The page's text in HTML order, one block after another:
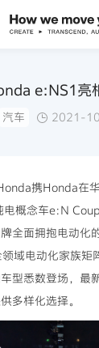
e:NS1亮
汽车 2021-
携Honda在
电概念车e:N
全面拥抱电动化
域电动化家族矩
型悉数登场，最
多样化选择。